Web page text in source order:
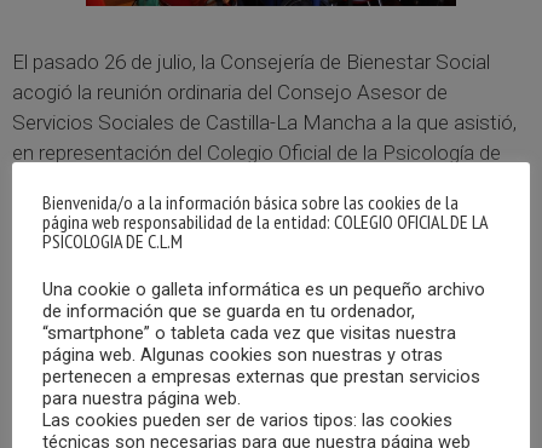
El pasado 26 de julio, la Consejería de Bienestar Social
acogió la reunión ordinaria del Consejo Asesor de
Servicios Sociales de Castilla-La Mancha a la que asistió,
en representación del Colegio Oficial de la Psicología de
Junta de Gobierno.
borrador de la Orden de la Consejería de Bienestar Social,
por la que se establecen las bases reguladoras de las
subvenciones destinadas a la realización de programas y
proyectos de interés general con cargo a la asignación
tributaria del Impuesto sobre la Renta de las Personas
Bienvenida/o a la información básica sobre las cookies de la
página web responsabilidad de la entidad: COLEGIO OFICIAL DE LA
PSICOLOGIA DE C.L.M
Una cookie o galleta informática es un pequeño archivo
de información que se guarda en tu ordenador,
“smartphone” o tableta cada vez que visitas nuestra
página web. Algunas cookies son nuestras y otras
pertenecen a empresas externas que prestan servicios
para nuestra página web.
Las cookies pueden ser de varios tipos: las cookies
técnicas son necesarias para que nuestra página web